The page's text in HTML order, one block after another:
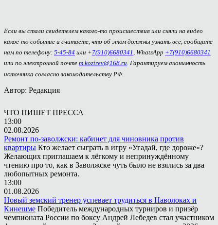
Если вы стали свидетелем какого-то происшествия или сняли на видео
какое-то событие и считаете, что об этом должны узнать все, сообщите
нам по телефону: 5-45-84 или +7(910)6680341 , WhatsApp +7(910)6680341
или по электронной почте m.kozirev@168.ru. Гарантируем анонимность
источника согласно законодательству РФ.
Автор: Редакция
ЧТО ПИШЕТ ПРЕССА
13:00
02.08.2026
Ремонт по-заволжски: кабинет для чиновника против
квартиры Кто желает сыграть в игру «Угадай, где дороже»?
Желающих приглашаем к лёгкому и непринуждённому
чтению про то, как в Заволжске чуть было не взялись за два
любопытных ремонта.
13:00
01.08.2026
Новый земский тренер успевает трудиться в Наволоках и
Кинешме Победитель международных турниров и призёр
чемпионата России по боксу Андрей Лебедев стал участником